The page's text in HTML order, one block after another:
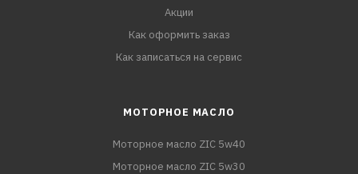
Акции
Как оформить заказ
Как записаться на сервис
МОТОРНОЕ МАСЛО
Моторное масло ZIC 5w40
Моторное масло ZIC 5w30